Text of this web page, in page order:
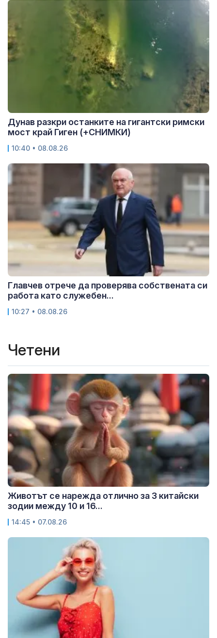
Дунав разкри останките на гигантски римски
мост край Гиген (+СНИМКИ)
10:40 • 08.08.26
Главчев отрече да проверява собствената си
работа като служебен...
10:27 • 08.08.26
Четени
Животът се нарежда отлично за 3 китайски
зодии между 10 и 16...
14:45 • 07.08.26